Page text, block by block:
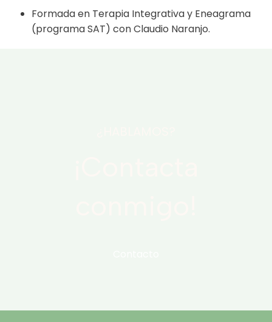
Formada en Terapia Integrativa y Eneagrama
(programa SAT) con Claudio Naranjo.